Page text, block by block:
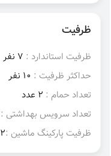
ظرفیت
ظرفیت استاندارد : 7 نفر
حداکثر ظرفیت : 10 نفر
تعداد حمام : 2 عدد
تعداد سرویس بهداشتی :
ظرفیت پارکینگ ماشین :2 ماشین